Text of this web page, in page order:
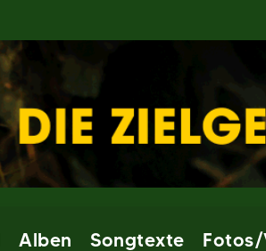
Alben Songtexte